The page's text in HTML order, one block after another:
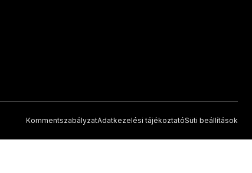
KommentszabályzatAdatkezelési tájékoztatóSüti beállítások